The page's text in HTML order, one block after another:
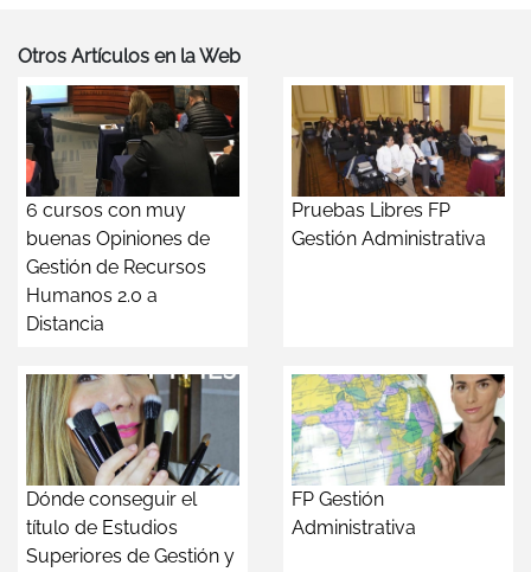
Otros Artículos en la Web
6 cursos con muy
buenas Opiniones de
Gestión de Recursos
Humanos 2.0 a
Distancia
Pruebas Libres FP
Gestión Administrativa
Dónde conseguir el
título de Estudios
Superiores de Gestión y
FP Gestión
Administrativa